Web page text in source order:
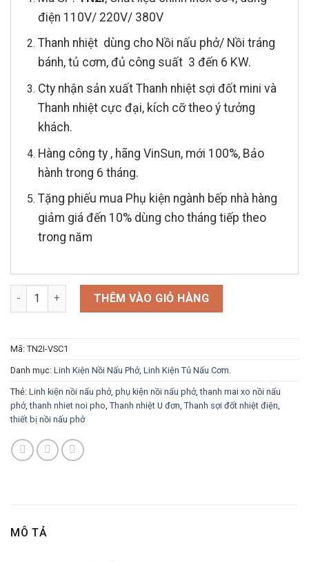
điện 110V/ 220V/ 380V
Thanh nhiệt dùng cho Nồi nấu phở/ Nồi tráng
bánh, tủ cơm, đủ công suất 3 đến 6 KW.
Cty nhận sản xuất Thanh nhiệt sợi đốt mini và
Thanh nhiệt cực đại, kích cỡ theo ý tưởng
khách.
Hàng công ty , hãng VinSun, mới 100%, Bảo
hành trong 6 tháng.
Tặng phiếu mua Phụ kiện ngành bếp nhà hàng
giảm giá đến 10% dùng cho tháng tiếp theo
trong năm
Thanh nhiệt tủ nấu cơm số lượng
THÊM VÀO GIỎ HÀNG
Mã: TN2I-VSC1
Danh mục: Linh Kiện Nồi Nấu Phở, Linh Kiện Tủ Nấu Cơm.
Thẻ: Linh kiện nồi nấu phở, phụ kiện nồi nấu phở,thanh mai xo nồi nấu
phở,thanh nhiet noi pho Thanh nhiệt U đơn Thanh sợi đốt nhiệt điện
thiết bị nồi nấu phở
MÔ TẢ